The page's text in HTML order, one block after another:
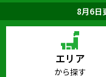
8月6
エリア
から探す
障害者専門の求人検索
就労移行支援サービス
採用をお考えの企業様